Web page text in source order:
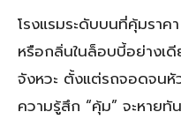
โรงแรมระดับบนที่คุ้มราค
หรือกลิ่นในล็อบบี้อย่างเ
จังหวะ ตั้งแต่รถจอดจน
ความรู้สึก “คุ้ม” จะหาย